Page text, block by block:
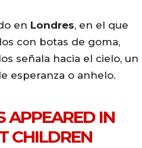
en Londres, en el que
con botas de goma,
señala hacia el cielo, un
esperanza o anhelo.
APPEARED IN
CHILDREN